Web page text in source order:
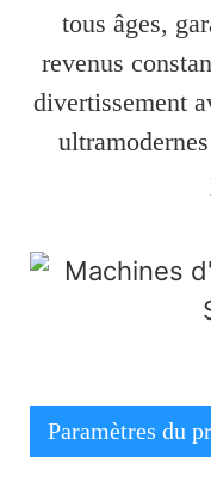
tous âges,
revenus
divertissement
Paramètres du